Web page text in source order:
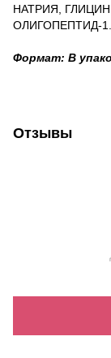
НАТРИЯ,
ОЛИГОПЕПТИД-1.
Формат: В
Отзывы